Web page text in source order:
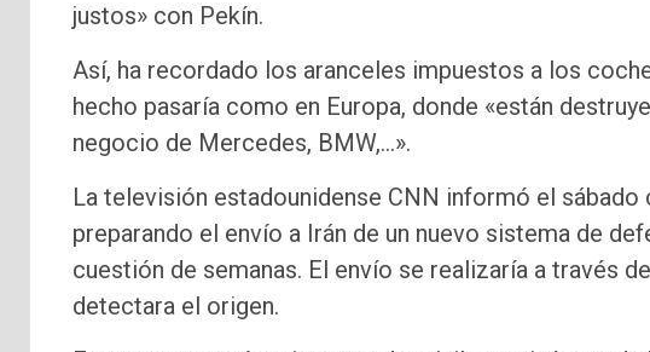
justos» con Pekín.
Así, ha recordado los aranceles impuestos a los
hecho pasaría como en Europa, donde «están
negocio de Mercedes, BMW,…».
La televisión estadounidense CNN informó el
preparando el envío a Irán de un nuevo sistema de
cuestión de semanas. El envío se realizaría a través
detectara el origen.